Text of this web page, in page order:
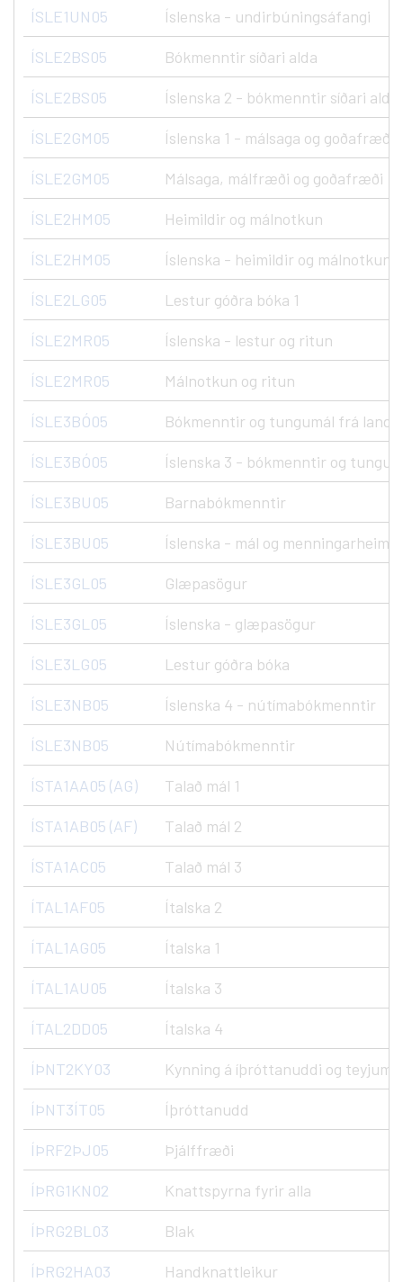
ÍSLE1UN05 Íslenska - undirbúningsáfangi
ÍSLE2BS05 Bókmenntir síðari alda
ÍSLE2BS05 Íslenska 2 - bókmenntir síðari alda.
ÍSLE2GM05 Íslenska 1 - málsaga og goðafræði
ÍSLE2GM05 Málsaga, málfræði og goðafræði
ÍSLE2HM05 Heimildir og málnotkun
ÍSLE2HM05 Íslenska - heimildir og málnotkun
ÍSLE2LG05 Lestur góðra bóka 1
ÍSLE2MR05 Íslenska - lestur og ritun
ÍSLE2MR05 Málnotkun og ritun
ÍSLE3BÓ05 Bókmenntir og tungumál frá
ÍSLE3BÓ05 Íslenska 3 - bókmenntir og
ÍSLE3BU05 Barnabókmenntir
ÍSLE3BU05 Íslenska - mál og
ÍSLE3GL05 Glæpasögur
ÍSLE3GL05 Íslenska - glæpasögur
ÍSLE3LG05 Lestur góðra bóka
ÍSLE3NB05 Íslenska 4 - nútímabókmenntir
ÍSLE3NB05 Nútímabókmenntir
ÍSTA1AA05 (AG) Talað mál 1
ÍSTA1AB05 (AF) Talað mál 2
ÍSTA1AC05 Talað mál 3
ÍTAL1AF05 Ítalska 2
ÍTAL1AG05 Ítalska 1
ÍTAL1AU05 Ítalska 3
ÍTAL2DD05 Ítalska 4
ÍÞNT2KY03 Kynning á íþróttanuddi og teyjum
ÍÞNT3ÍT05 Íþróttanudd
ÍÞRF2ÞJ05 Þjálffræði
ÍÞRG1KN02 Knattspyrna fyrir alla
ÍÞRG2BL03 Blak
ÍÞRG2HA03 Handknattleikur